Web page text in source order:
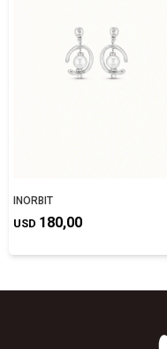
INORBIT
USD 180,00